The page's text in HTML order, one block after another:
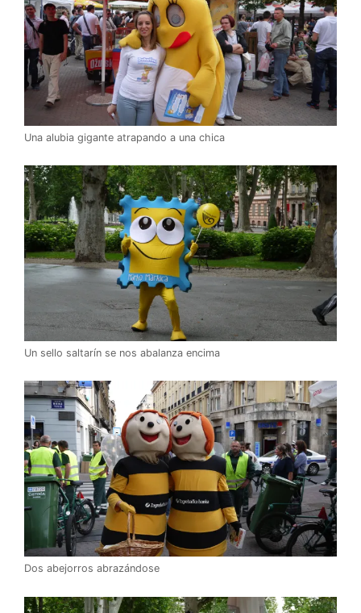
Una alubia gigante atrapando a una chica
Un sello saltarín se nos abalanza encima
Dos abejorros abrazándose